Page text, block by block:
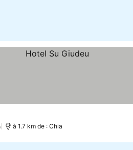
à 1.7 km de : Chia